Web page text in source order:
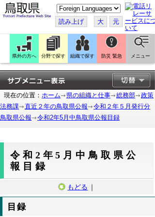
こ
の
ペ
ー
ジ
翻
訳
す
る
読み上げ 大 元
県外の方へ 分野で探す 組織で探す 防災 緊急 メニュー
現在の位置： ホーム 県の組織と仕事 総務部
政策
法務課
直近２年の鳥取県公報
令和２年５月発行分
鳥取県公報
令和2年5月中鳥取県公報目録
令和2年5月中鳥取県公
報目録
もどる ｜
目録